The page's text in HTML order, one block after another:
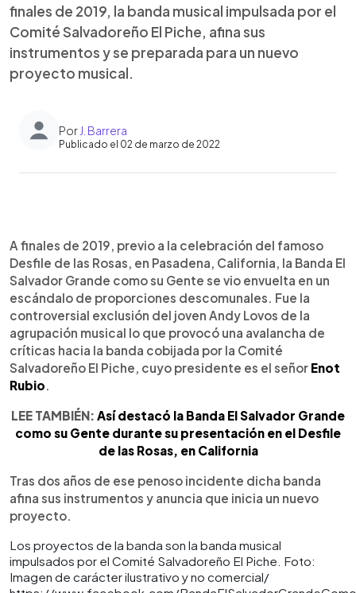
finales de 2019, la banda musical impulsada por el
Comité Salvadoreño El Piche, afina sus
instrumentos y se preparada para un nuevo
proyecto musical.
Por J. Barrera
Publicado el 02 de marzo de 2022
Escuchar artículo
A finales de 2019, previo a la celebración del famoso
Desfile de las Rosas, en Pasadena, California, la Banda El
Salvador Grande como su Gente se vio envuelta en un
escándalo de proporciones descomunales. Fue la
controversial exclusión del joven Andy Lovos de la
agrupación musical lo que provocó una avalancha de
críticas hacia la banda cobijada por la Comité
Salvadoreño El Piche, cuyo presidente es el señor Enot
Rubio.
LEE TAMBIÉN: Así destacó la Banda El Salvador Grande
como su Gente durante su presentación en el Desfile
de las Rosas, en California
Tras dos años de ese penoso incidente dicha banda
afina sus instrumentos y anuncia que inicia un nuevo
proyecto.
Los proyectos de la banda son la banda musical
impulsados por el Comité Salvadoreño El Piche. Foto:
Imagen de carácter ilustrativo y no comercial/